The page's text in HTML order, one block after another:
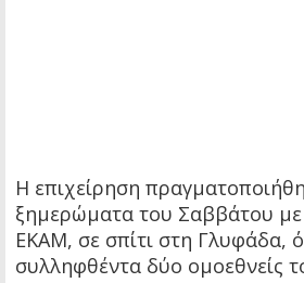
Η επιχείρηση
ξημερώματα του Σαββάτου
ΕΚΑΜ, σε σπίτι στη Γλυφάδα,
συλληφθέντα δύο ομοεθνείς